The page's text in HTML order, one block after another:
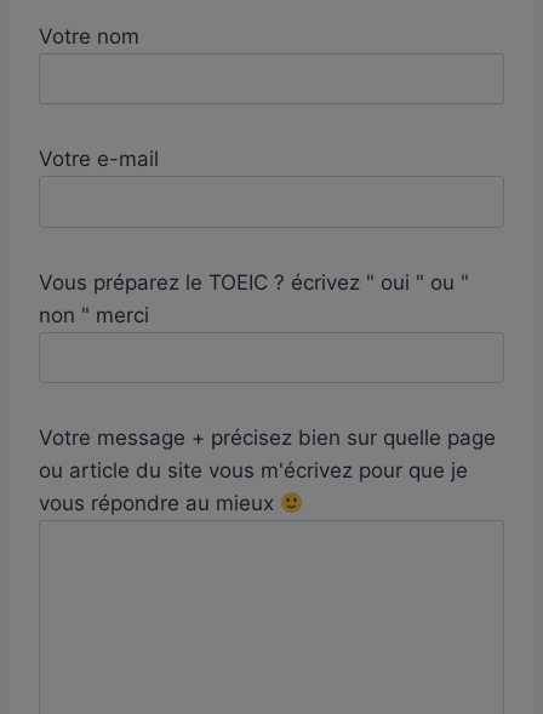
Votre nom
Votre e-mail
Vous préparez le TOEIC ? écrivez " oui " ou "
non " merci
Votre message + précisez bien sur quelle page
ou article du site vous m'écrivez pour que je
vous répondre au mieux